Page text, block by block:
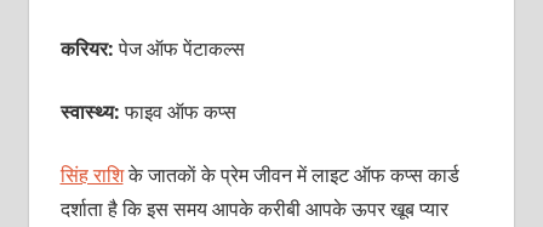
करियर:पेज ऑफ पेंटाकल्‍स
स्वास्थ्य:फाइव ऑफ कप्‍स
सिंह राशिके जातकाें के प्रेम जीवन में लाइट ऑफ कप्‍स कार्ड
दर्शाता है कि इस समय आपके करीबी आपके ऊपर खूब प्‍यार